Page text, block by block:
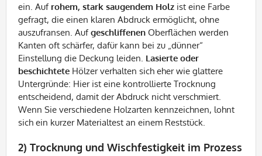
ein. Auf rohem, stark saugendem Holz ist eine Farbe
gefragt, die einen klaren Abdruck ermöglicht, ohne
auszufransen. Aufgeschliffenen Oberflächen werden
Kanten oft schärfer, dafür kann bei zu „dünner“
Einstellung die Deckung leiden. Lasierte oder
beschichtete Hölzer verhalten sich eher wie glattere
Untergründe: Hier ist eine kontrollierte Trocknung
entscheidend, damit der Abdruck nicht verschmiert.
Wenn Sie verschiedene Holzarten kennzeichnen, lohnt
sich ein kurzer Materialtest an einem Reststück.
2) Trocknung und Wischfestigkeit im Prozess